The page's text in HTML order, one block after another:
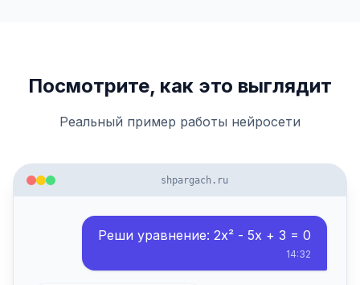
Посмотрите, как это выглядит
Реальный пример работы нейросети
shpargach.ru
Реши уравнение: 2x² - 5x + 3 = 0
14:32